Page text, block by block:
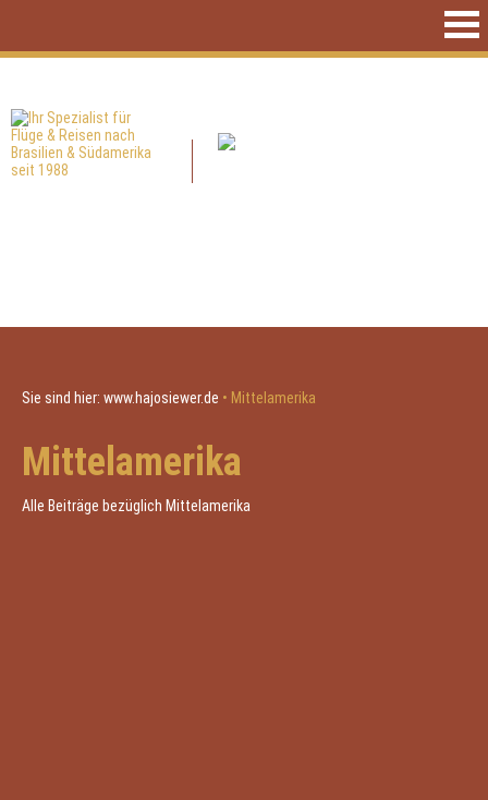
Sie sind hier: www.hajosiewer.de • Mittelamerika
Mittelamerika
Alle Beiträge bezüglich Mittelamerika